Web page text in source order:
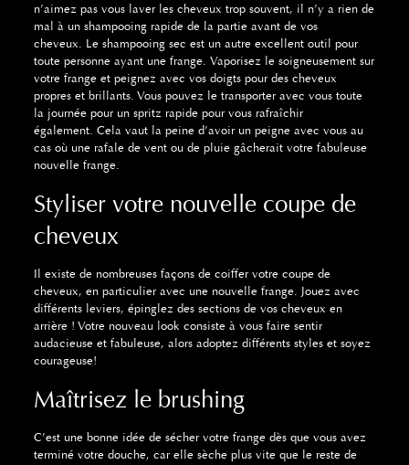
n’aimez pas vous laver les cheveux trop souvent, il n’y a rien de
mal à un shampooing rapide de la partie avant de vos
cheveux. Le shampooing sec est un autre excellent outil pour
toute personne ayant une frange. Vaporisez le soigneusement sur
votre frange et peignez avec vos doigts pour des cheveux
propres et brillants. Vous pouvez le transporter avec vous toute
la journée pour un spritz rapide pour vous rafraîchir
également. Cela vaut la peine d’avoir un peigne avec vous au
cas où une rafale de vent ou de pluie gâcherait votre fabuleuse
nouvelle frange.
Styliser votre nouvelle coupe de
cheveux
Il existe de nombreuses façons de coiffer votre coupe de
cheveux, en particulier avec une nouvelle frange. Jouez avec
différents leviers, épinglez des sections de vos cheveux en
arrière ! Votre nouveau look consiste à vous faire sentir
audacieuse et fabuleuse, alors adoptez différents styles et soyez
courageuse!
Maîtrisez le brushing
C’est une bonne idée de sécher votre frange dès que vous avez
terminé votre douche, car elle sèche plus vite que le reste de